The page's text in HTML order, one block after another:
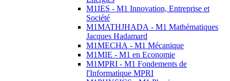
M1IES - M1 Innovation, Entreprise et
Société
M1MATHJHADA - M1 Mathématiques
Jacques Hadamard
M1MECHA - M1 Mécanique
M1MIE - M1 en Economie
M1MPRI - M1 Fondements de
l'Informatique MPRI